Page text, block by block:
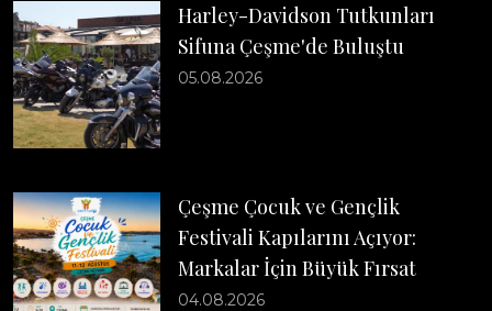
Harley-Davidson Tutkunları
Sifuna Çeşme'de Buluştu
05.08.2026
Çeşme Çocuk ve Gençlik
Festivali Kapılarını Açıyor:
Markalar İçin Büyük Fırsat
04.08.2026